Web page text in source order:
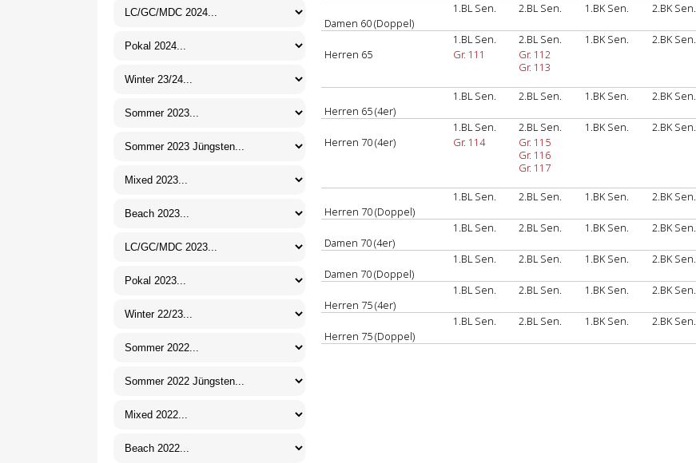
1.BL Sen.
2.BL Sen. 1.BK Sen. 2.BK Sen.
Damen 60 (Doppel)
1.BL Sen.
2.BL Sen. 1.BK Sen. 2.BK Sen.
Herren 65
Gr. 111
Gr. 112
Gr. 113
1.BL Sen.
2.BL Sen. 1.BK Sen. 2.BK Sen.
Herren 65 (4er)
1.BL Sen.
2.BL Sen. 1.BK Sen. 2.BK Sen.
Herren 70 (4er)
Gr. 114
Gr. 115
Gr. 116
Gr. 117
1.BL Sen.
2.BL Sen. 1.BK Sen. 2.BK Sen.
Herren 70 (Doppel)
1.BL Sen.
2.BL Sen. 1.BK Sen. 2.BK Sen.
Damen 70 (4er)
1.BL Sen.
2.BL Sen. 1.BK Sen. 2.BK Sen.
Damen 70 (Doppel)
1.BL Sen.
2.BL Sen. 1.BK Sen. 2.BK Sen.
Herren 75 (4er)
1.BL Sen.
2.BL Sen. 1.BK Sen. 2.BK Sen.
Herren 75 (Doppel)